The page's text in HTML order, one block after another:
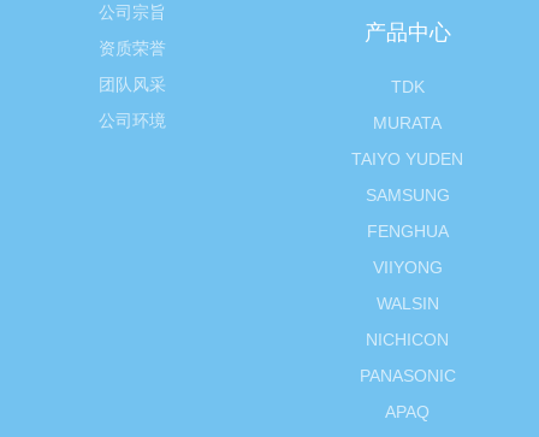
公司宗旨
资质荣誉
团队风采
公司环境
产品中心
TDK
MURATA
TAIYO YUDEN
SAMSUNG
FENGHUA
VIIYONG
WALSIN
NICHICON
PANASONIC
APAQ